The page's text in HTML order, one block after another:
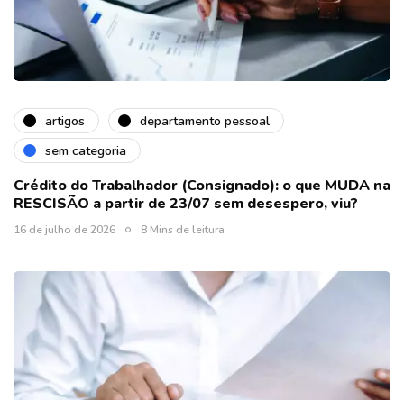
artigos
departamento pessoal
sem categoria
Crédito do Trabalhador (Consignado): o que MUDA na
RESCISÃO a partir de 23/07 sem desespero, viu?
16 de julho de 2026 8 Mins de leitura